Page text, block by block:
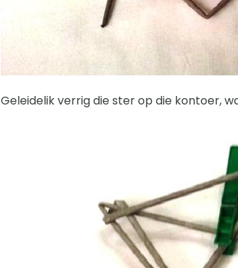
Geleidelik verrig die ster op die kontoer,